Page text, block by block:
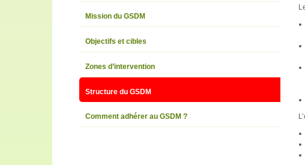
Mission du GSDM
Objectifs et cibles
Zones d’intervention
Structure du GSDM
Comment adhérer au GSDM ?